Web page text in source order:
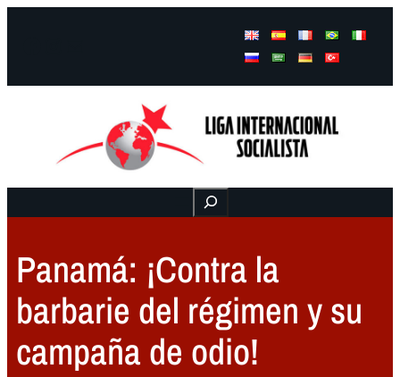
Buscar
Panamá: ¡Contra la
barbarie del régimen y su
campaña de odio!